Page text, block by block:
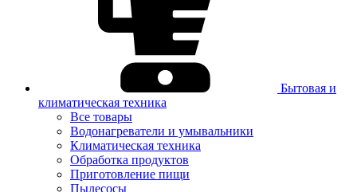
Бытовая и
климатическая техника
Все товары
Водонагреватели и умывальники
Климатическая техника
Обработка продуктов
Приготовление пищи
Пылесосы